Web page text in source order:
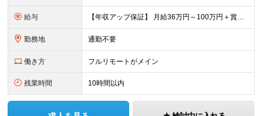
給与 【年収アップ保証】 月給36万円～100万円＋賞与（年3回）＋諸手当 ◆想定年収432万円〜1200万円(経験・スキルを考慮し決定) ※年収アップ保証付帯 ◆基本給には⽉20時間分の固定残業代(31,
勤務地 通勤不要
働き方 フルリモートがメイン
残業時間 10時間以内